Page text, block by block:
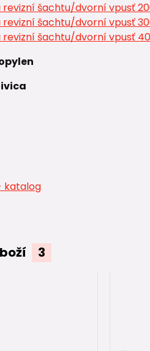
šachtu/dvorní vpusť
šachtu/dvorní vpusť
šachtu/dvorní vpusť
katalog
3